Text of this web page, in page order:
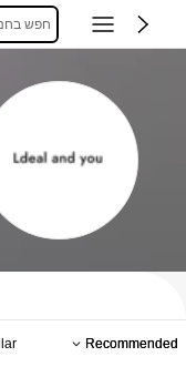
חפש
Recommended